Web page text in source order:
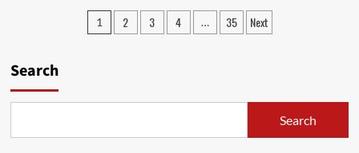
แวดล้อม
การ
Posts
1 2 3 4 … 35 Next
Search
Search